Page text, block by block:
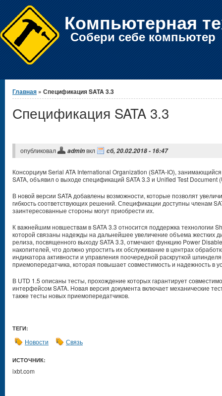
Компьютерная
Собери себе компьютер
Вы здесь
Главная » Спецификация SATA 3.3
Спецификация SATA 3.3
опубликовал adminвкл сб, 20.02.2018 - 16:47
Консорциум Serial ATA International Organization (SATA-IO),
SATA, объявил о выходе спецификаций SATA 3.3 и Unified Test Document
В новой версии SATA добавлены возможности, которые позволят
гибкость соответствующих решений. Спецификации доступны членам
заинтересованные стороны могут приобрести их.
К важнейшим новшествам в SATA 3.3 относится поддержка технологии
которой связаны надежды на дальнейшее увеличение объема жестких
релиза, посвященного выходу SATA 3.3, отмечают функцию Power
накопителей, что должно упростить их обслуживание в центрах
индикатора активности и управления поочередной раскруткой
приемопередатчика, которая повышает совместимость и надежность в
В UTD 1.5 описаны тесты, прохождение которых гарантирует
интерфейсом SATA. Новая версия документа включает механические
также тесты новых приемопередатчиков.
ТЕГИ:
Новости Связь
ИСТОЧНИК:
ixbt.com